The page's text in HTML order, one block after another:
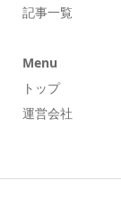
記事一覧
Menu
トップ
運営会社